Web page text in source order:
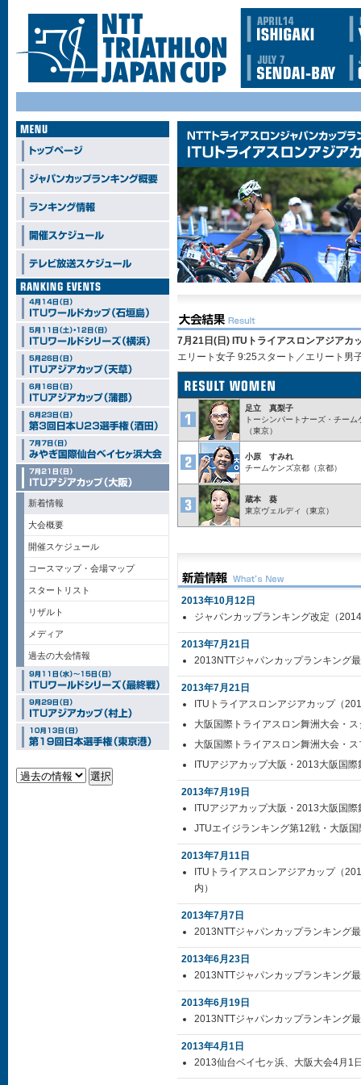
新着情報
大会概要
開催スケジュール
コースマップ・会場マップ
スタートリスト
リザルト
メディア
過去の大会情報
7月21日(日) ITUトライアスロンアジア
エリート女子 9:25スタート／エリート男
足立 真梨子
トーシンパートナーズ・チーム
（東京）
小原 すみれ
チームケンズ京都（京都）
蔵本 葵
東京ヴェルディ（東京）
2013年10月12日
ジャパンカップランキング改定（
2013年7月21日
2013NTTジャパンカップランキング
2013年7月21日
ITUトライアスロンアジアカップ（
大阪国際トライアスロン舞洲大会・
大阪国際トライアスロン舞洲大会・
ITUアジアカップ大阪・2013大阪国
2013年7月19日
ITUアジアカップ大阪・2013大阪国
JTUエイジランキング第12戦・大阪
2013年7月11日
ITUトライアスロンアジアカップ（
内）
2013年7月7日
2013NTTジャパンカップランキング
2013年6月23日
2013NTTジャパンカップランキング
2013年6月19日
2013NTTジャパンカップランキング
2013年4月1日
2013仙台ベイ七ヶ浜、大阪大会4月1